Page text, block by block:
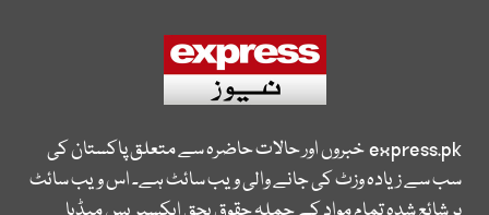
express.pkخبروں اور حالات حاضرہ سے متعلق پاکستان کی
سب سے زیادہ وزٹ کی جانے والی ویب سائٹ ہے۔ اس ویب سائٹ